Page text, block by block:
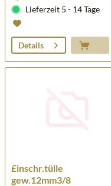
Lieferzeit 5 - 14 Tage
Details
Einschr.tülle
gew.12mm3/8